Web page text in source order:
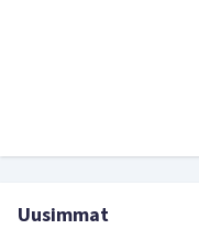
Uusimmat